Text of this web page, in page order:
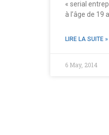
« serial
à l’âge de 19
LIRE LA SUITE »
6 May, 2014